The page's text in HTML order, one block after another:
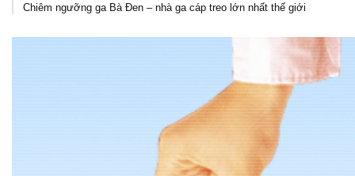
Chiêm ngưỡng ga Bà Đen – nhà ga cáp treo lớn nhất thế giới